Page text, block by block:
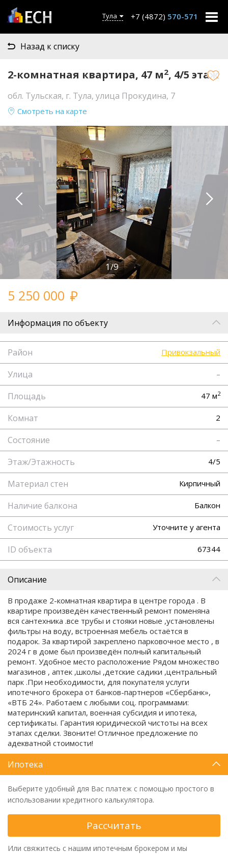
Тула +7 (4872) 570-571
Назад к списку
2-комнатная квартира, 47 м2, 4/5 этаж
обл. Тульская, г. Тула, улица Прокудина, 7
Смотреть на карте
1/9
5 250 000
Информация по объекту
Район Привокзальный
Улица –
Площадь 47 м2
Комнат 2
Состояние –
Этаж/Этажность 4/5
Материал стен Кирпичный
Наличие балкона Балкон
Стоимость услуг Уточните у агента
ID объекта 67344
Описание
В продаже 2-комнатная квартира в центре города . В
квартире произведён качественный ремонт поменяна
вся сантехника .все трубы и стояки новые ,установлены
фильтры на воду, встроенная мебель остаётся в
подарок. За квартирой закреплено парковочное место , в
2024 г в доме был произведён полный капитальный
ремонт. Удобное место расположение Рядом множество
магазинов , аптек ,школы ,детские садики ,центральный
парк .При необходимости, для покупателя услуги
ипотечного брокера от банков-партнеров «Сбербанк»,
«ВТБ 24». Работаем с любыми соц. программами:
материнский капитал, военная субсидия и ипотека,
сертификаты. Гарантия юридической чистоты на всех
этапах сделки. Звоните! Отличное предложение по
адекватной стоимости!
Ипотека
Выберите удобный для Вас платеж с помощью простого в
использовании кредитного калькулятора.
Рассчитать
Или свяжитесь с нашим ипотечным брокером и мы